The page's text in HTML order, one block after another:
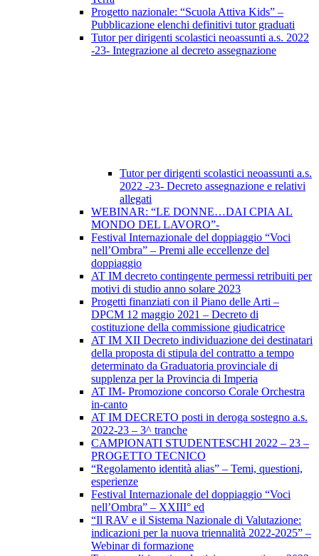
Progetto nazionale: “Scuola Attiva Kids” –
Pubblicazione elenchi definitivi tutor graduati
Tutor per dirigenti scolastici neoassunti a.s. 2022
-23- Integrazione al decreto assegnazione
Tutor per dirigenti scolastici neoassunti a.s.
2022 -23- Decreto assegnazione e relativi
allegati
WEBINAR: “LE DONNE…DAI CPIA AL
MONDO DEL LAVORO”-
Festival Internazionale del doppiaggio “Voci
nell’Ombra” – Premi alle eccellenze del
doppiaggio
AT IM decreto contingente permessi retribuiti per
motivi di studio anno solare 2023
Progetti finanziati con il Piano delle Arti –
DPCM 12 maggio 2021 – Decreto di
costituzione della commissione giudicatrice
AT IM XII Decreto individuazione dei destinatari
della proposta di stipula del contratto a tempo
determinato da Graduatoria provinciale di
supplenza per la Provincia di Imperia
AT IM- Promozione concorso Corale Orchestra
in-canto
AT IM DECRETO posti in deroga sostegno a.s.
2022-23 – 3^ tranche
CAMPIONATI STUDENTESCHI 2022 – 23 –
PROGETTO TECNICO
“Regolamento identità alias” – Temi, questioni,
esperienze
Festival Internazionale del doppiaggio “Voci
nell’Ombra” – XXIII° ed
“Il RAV e il Sistema Nazionale di Valutazione:
indicazioni per la nuova triennalità 2022-2025” –
Webinar di formazione